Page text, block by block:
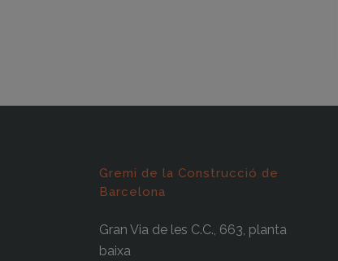
Gremi de la Construcció de
Barcelona
Gran Via de les C.C., 663, planta
baixa